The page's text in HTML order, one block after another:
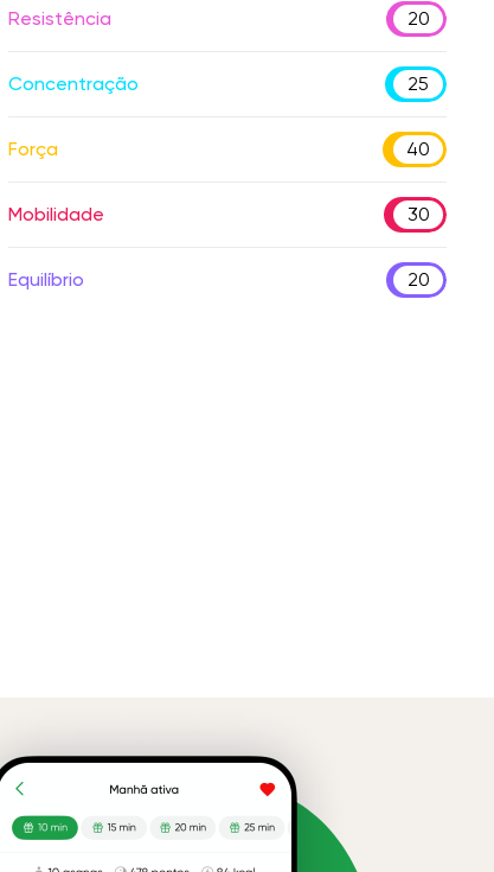
Resistência 20
Concentração 25
Força 40
Mobilidade 30
Equilíbrio 20